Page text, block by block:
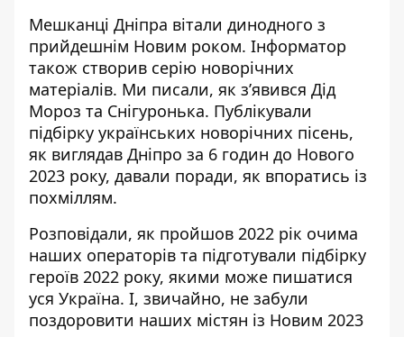
Мешканці Дніпра вітали динодного з
прийдешнім Новим роком. Інформатор
також створив серію новорічних
матеріалів. Ми писали, як з’явився Дід
Мороз та Снігуронька. Публікували
підбірку українських новорічних пісень,
як виглядав Дніпро за 6 годин до Нового
2023 року, давали поради, як впоратись із
похміллям.
Розповідали, як пройшов 2022 рік очима
наших операторів та підготували підбірку
героїв 2022 року, якими може пишатися
уся Україна. І, звичайно, не забули
поздоровити наших містян із Новим 2023